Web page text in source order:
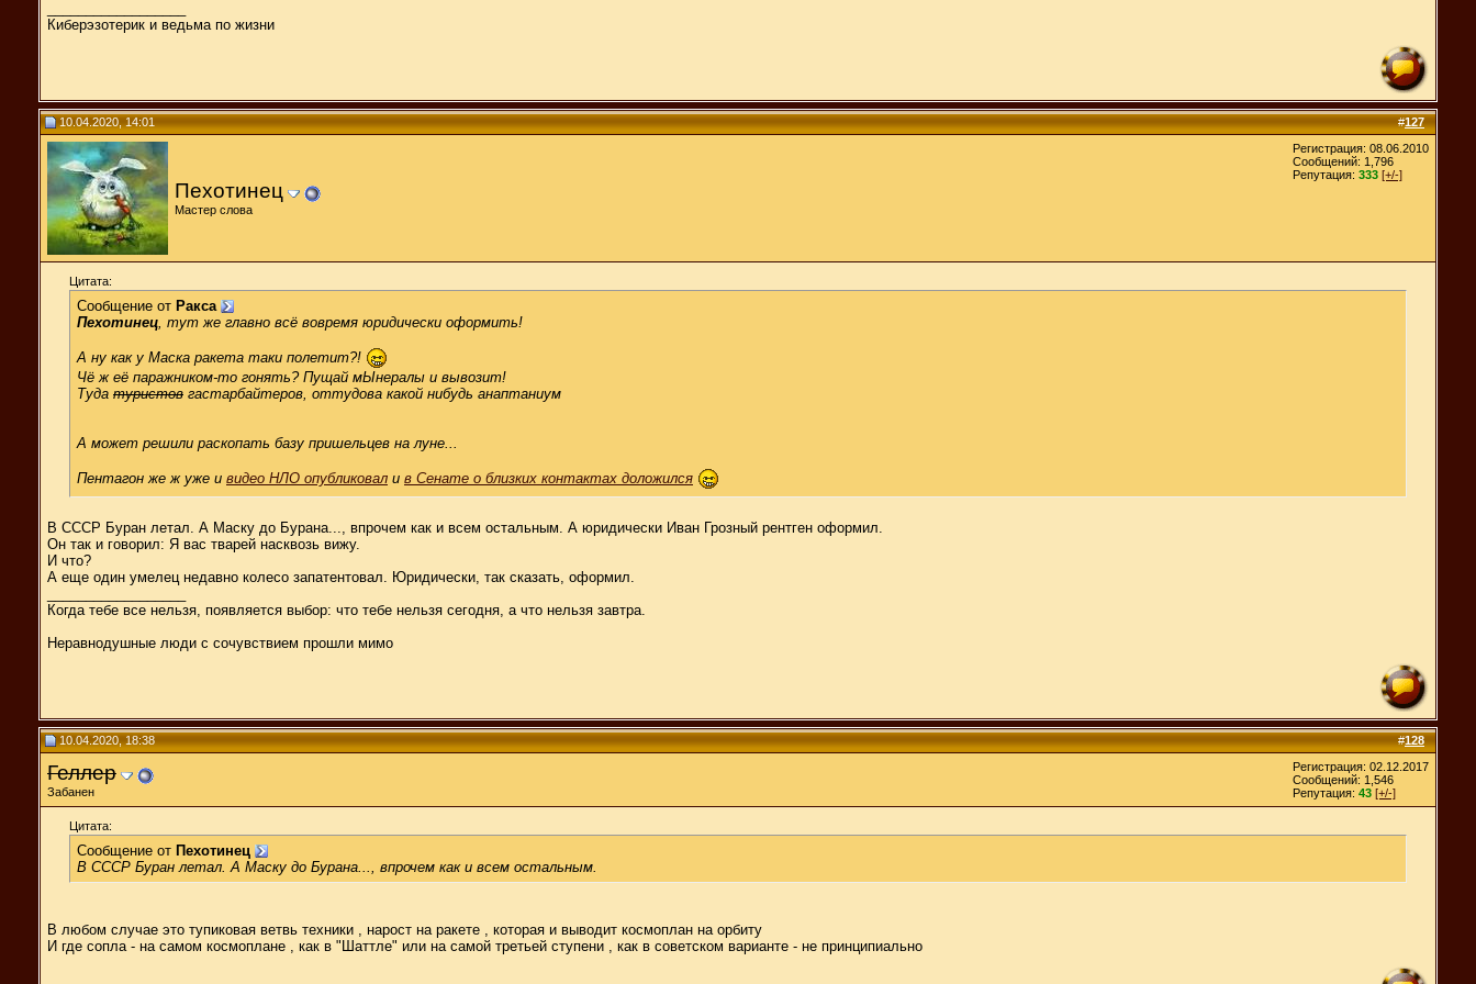
Киберэзотерик и ведьма по жизни
#127
10.04.2020, 14:01
Пехотинец
Мастер слова
Регистрация: 08.06.2010
Сообщений: 1,796
Репутация: 333 [+/-]
Цитата:
Сообщение от Ракса
Пехотинец , тут же главно всё вовремя юридически оформить!
А ну как у Маска ракета таки полетит?!
Чё ж её паражником-то гонять? Пущай мЫнералы и вывозит!
Туда туристов гастарбайтеров, оттудова какой нибудь анаптаниум
А может решили раскопать базу пришельцев на луне...
Пентагон же ж уже и видео НЛО опубликовал и в Сенате о близких контактах доложился
В СССР Буран летал. А Маску до Бурана..., впрочем как и всем остальным. А юридически Иван Грозный рентген оформил.
Он так и говорил: Я вас тварей насквозь вижу.
И что?
А еще один умелец недавно колесо запатентовал. Юридически, так сказать, оформил.
Когда тебе все нельзя, появляется выбор: что тебе нельзя сегодня, а что нельзя завтра.
Неравнодушные люди с сочувствием прошли мимо
#128
10.04.2020, 18:38
Геллер
Забанен
Регистрация: 02.12.2017
Сообщений: 1,546
Репутация: 43 [+/-]
Цитата:
Сообщение от Пехотинец
В СССР Буран летал. А Маску до Бурана..., впрочем как и всем остальным.
В любом случае это тупиковая ветвь техники , нарост на ракете , которая и выводит космоплан на орбиту
И где сопла - на самом космоплане , как в "Шаттле" или на самой третьей ступени , как в советском варианте - не принципиально